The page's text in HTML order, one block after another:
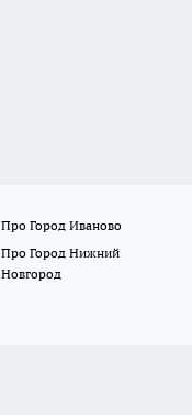
Про Город Иваново
Про Город Нижний
Новгород